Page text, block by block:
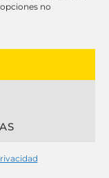
no
a
los
calidad y